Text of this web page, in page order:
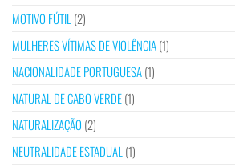
MOTIVO FÚTIL (2)
MULHERES VÍTIMAS DE VIOLÊNCIA(1)
NACIONALIDADE PORTUGUESA(1)
NATURAL DE CABO VERDE(1)
NATURALIZAÇÃO (2)
NEUTRALIDADE ESTADUAL (1)